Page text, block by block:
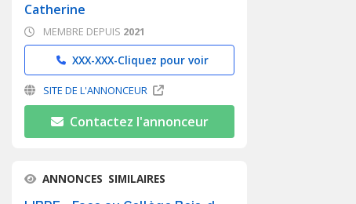
Catherine
MEMBRE DEPUIS 2021
XXX-XXX-Cliquez pour voir
SITE DE L'ANNONCEUR
Contactez l'annonceur
ANNONCES SIMILAIRES